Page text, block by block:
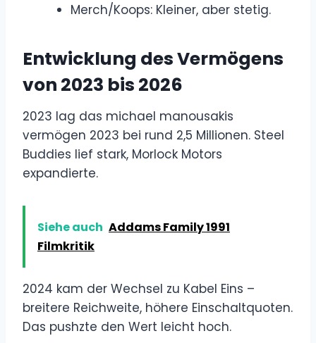
Merch/Koops: Kleiner, aber stetig.
Entwicklung des Vermögens
von 2023 bis 2026
2023 lag das michael manousakis
vermögen 2023 bei rund 2,5 Millionen. Steel
Buddies lief stark, Morlock Motors
expandierte.
Siehe auch Addams Family 1991
Filmkritik
2024 kam der Wechsel zu Kabel Eins –
breitere Reichweite, höhere Einschaltquoten.
Das pushzte den Wert leicht hoch.